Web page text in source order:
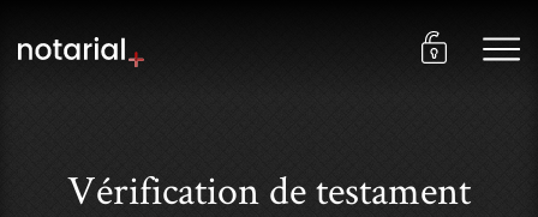
Vérification de testament